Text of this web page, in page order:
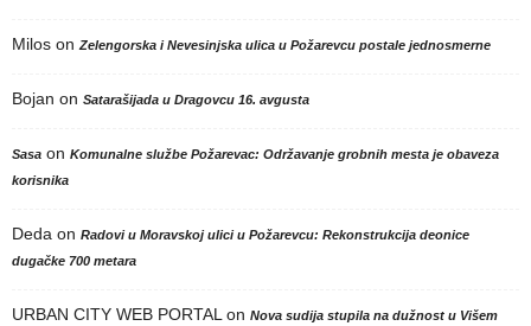
Milos on Zelengorska i Nevesinjska ulica u Požarevcu postale jednosmerne
Bojan on Satarašijada u Dragovcu 16. avgusta
Sasa on Komunalne službe Požarevac: Održavanje grobnih mesta je obaveza
korisnika
Deda on Radovi u Moravskoj ulici u Požarevcu: Rekonstrukcija deonice
dugačke 700 metara
URBAN CITY WEB PORTAL on Nova sudija stupila na dužnost u Višem